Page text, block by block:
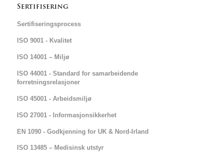
Sertifisering
Sertifiseringsprocess
ISO 9001 - Kvalitet
ISO 14001 – Miljø
ISO 44001 - Standard for samarbeidende
forretningsrelasjoner
ISO 45001 - Arbeidsmiljø
ISO 27001 - Informasjonsikkerhet
EN 1090 - Godkjenning for UK & Nord-Irland
ISO 13485 – Medisinsk utstyr